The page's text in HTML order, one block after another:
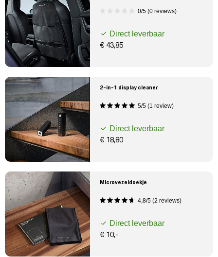
0/5 (0 reviews)
Direct leverbaar
€ 43,85
2-in-1 display cleaner
5/5 (1 review)
Direct leverbaar
€ 18,80
Microvezeldoekje
4,8/5 (2 reviews)
Direct leverbaar
€ 10,-